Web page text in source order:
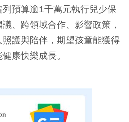
預算逾1千萬元執行兒少保
、跨領域合作、影響政策，
護與陪伴，期望孩童能獲得
康快樂成長。